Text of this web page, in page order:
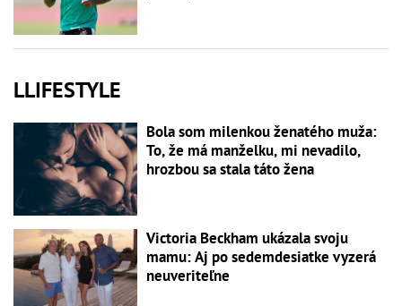
LLIFESTYLE
Bola som milenkou ženatého muža:
To, že má manželku, mi nevadilo,
hrozbou sa stala táto žena
Victoria Beckham ukázala svoju
mamu: Aj po sedemdesiatke vyzerá
neuveriteľne